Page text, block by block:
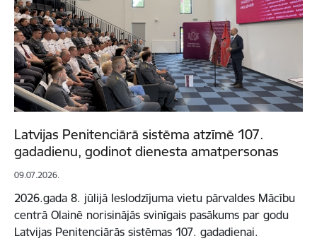
Latvijas Penitenciārā sistēma atzīmē 107.
gadadienu, godinot dienesta amatpersonas
09.07.2026.
2026.gada 8. jūlijā Ieslodzījuma vietu pārvaldes Mācību
centrā Olainē norisinājās svinīgais pasākums par godu
Latvijas Penitenciārās sistēmas 107. gadadienai.